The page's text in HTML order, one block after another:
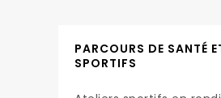
PARCOURS DE SANTÉ
SPORTIFS